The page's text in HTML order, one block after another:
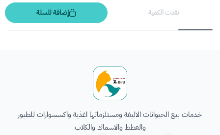
نفدت الكمية إضافة للسلة
خدمات بيع الحيوانات الاليفة ومستلزماتها اغذية واكسسوارات للطيور
والقطط والاسماك والكلاب